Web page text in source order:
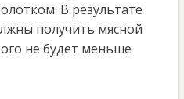
В результате
получить мясной
не будет меньше